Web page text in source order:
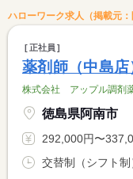
ハローワーク求人（掲載元：
正社員
薬剤師（中島店
株式会社 アップル調剤
徳島県阿南市
292,000円〜337,000円 ※フルタイム